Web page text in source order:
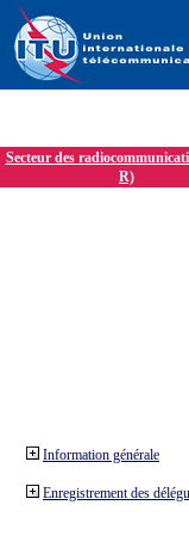
Secteur des
R)
Information générale
Enregistrement des